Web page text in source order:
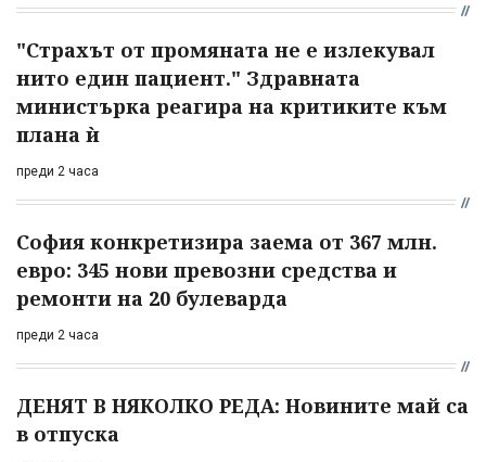
"Страхът от промяната не е излекувал
нито един пациент." Здравната
министърка реагира на критиките към
плана ѝ
преди 2 часа
София конкретизира заема от 367 млн.
евро: 345 нови превозни средства и
ремонти на 20 булеварда
преди 2 часа
ДЕНЯТ В НЯКОЛКО РЕДА: Новините май са
в отпуска